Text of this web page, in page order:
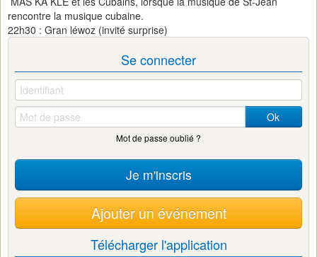
rencontre la musique cubaine.
22h30 : Gran léwoz (invité surprise)
Se connecter
Ok
Mot de passe oublié ?
Je m'inscris
Ajouter un événement
Télécharger l'application